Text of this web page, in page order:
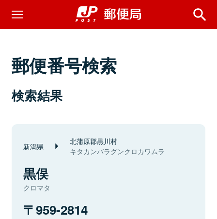
郵便番号検索
検索結果
新潟県 北蒲原郡黒川村
キタカンバラグンクロカワムラ
黒俣
クロマタ
959-2814